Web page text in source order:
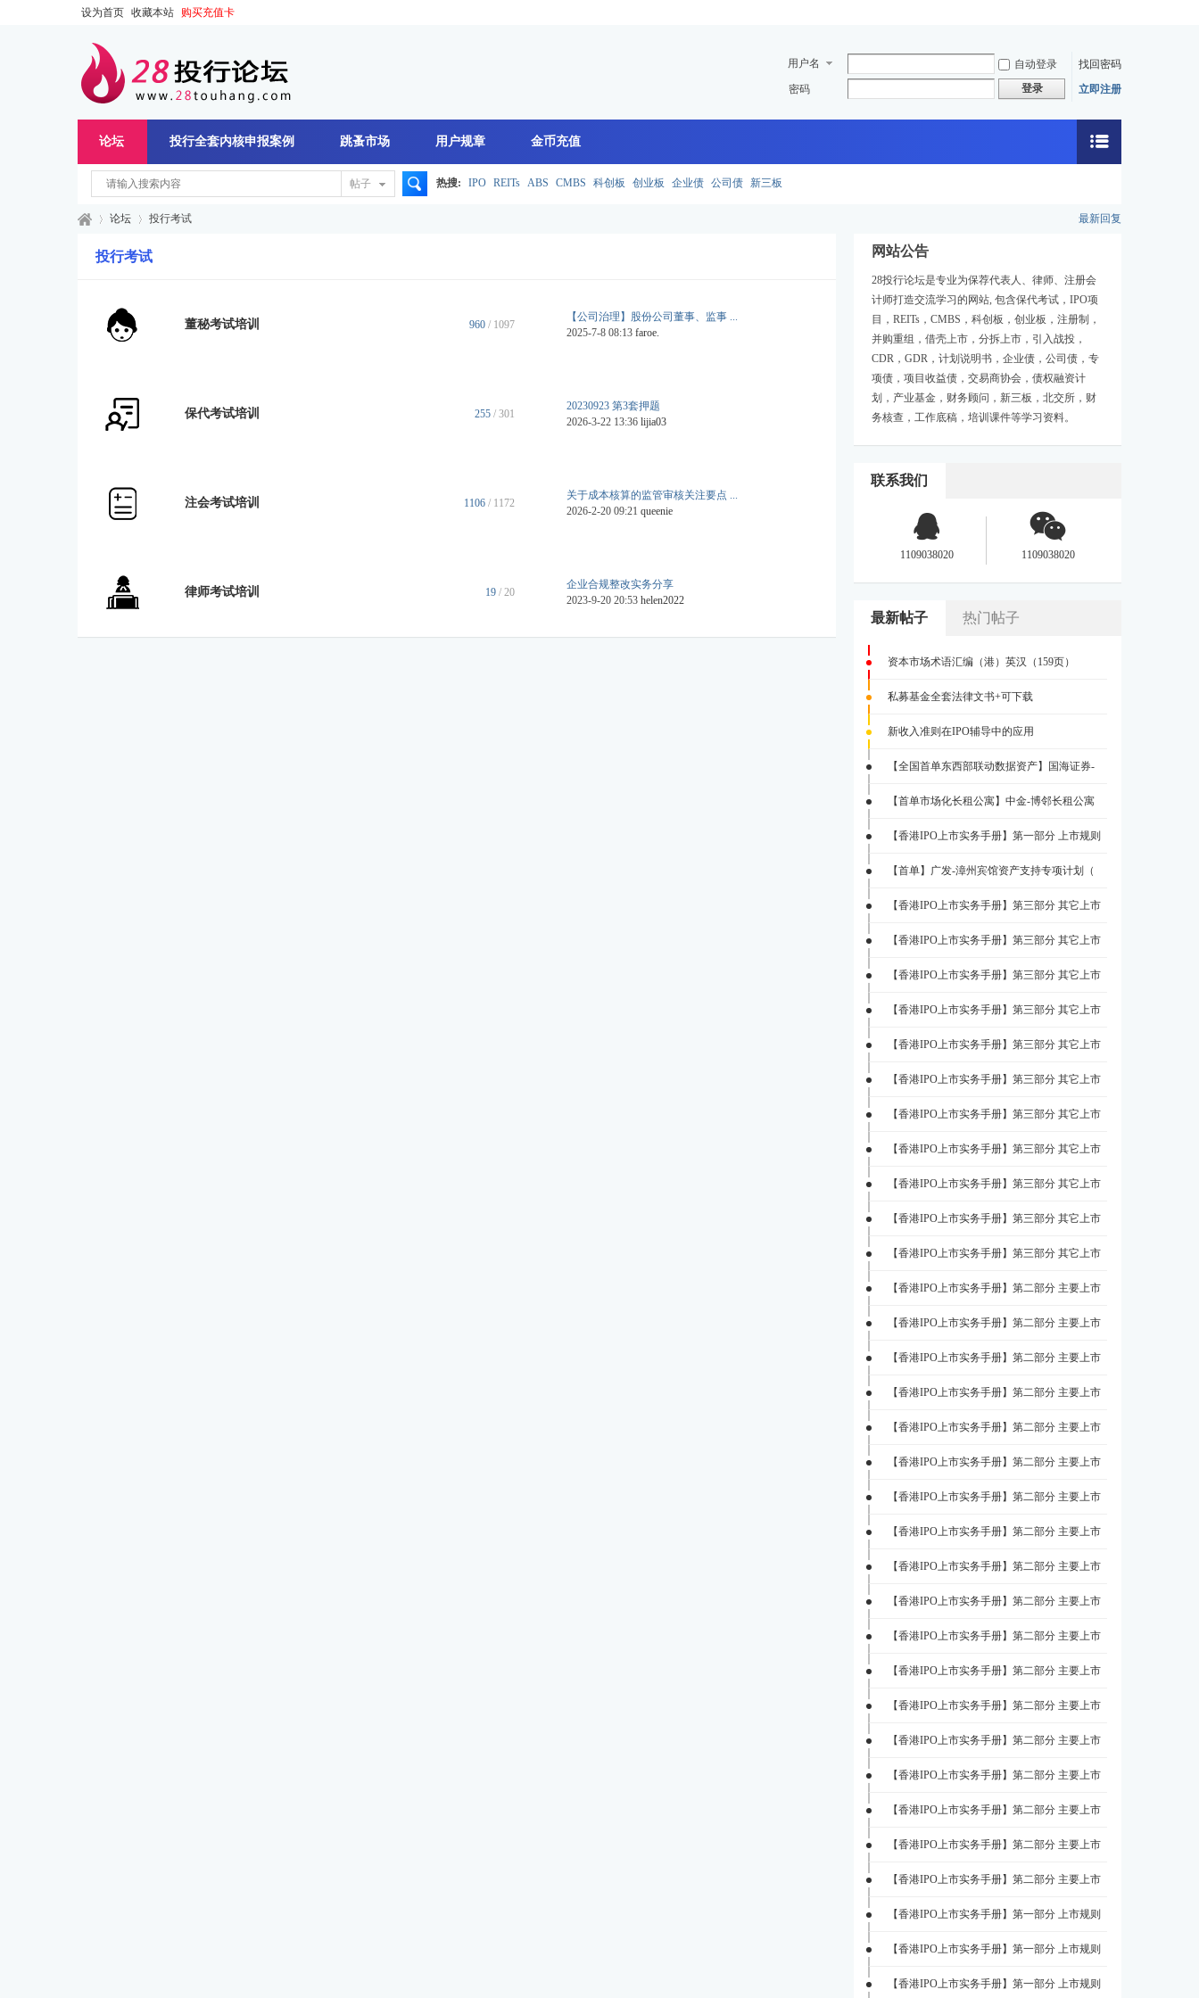
设为首页 收藏本站 购买充值卡
用户名 自动登录
找回密码
密码
登录 立即注册
论坛 投行全套内核申报案例 跳蚤市场 用户规章 金币充值
帖子
热搜: IPO REITs ABS CMBS 科创板 创业板 企业债 公司债 新三板
论坛 投行考试 最新回复
投行考试
董秘考试培训 960 / 1097
【公司治理】股份公司董事、监事 ...
2025-7-8 08:13 faroe.
保代考试培训 255 / 301
20230923 第3套押题
2026-3-22 13:36 lijia03
注会考试培训 1106 / 1172
关于成本核算的监管审核关注要点 ...
2026-2-20 09:21 queenie
律师考试培训 19 / 20
企业合规整改实务分享
2023-9-20 20:53 helen2022
网站公告
28投行论坛是专业为保荐代表人、律师、注册会
计师打造交流学习的网站, 包含保代考试，IPO项
目，REITs，CMBS，科创板，创业板，注册制，
并购重组，借壳上市，分拆上市，引入战投，
CDR，GDR，计划说明书，企业债，公司债，专
项债，项目收益债，交易商协会，债权融资计
划，产业基金，财务顾问，新三板，北交所，财
务核查，工作底稿，培训课件等学习资料。
联系我们
1109038020 1109038020
最新帖子 热门帖子
资本市场术语汇编（港）英汉（159页）
私募基金全套法律文书+可下载
新收入准则在IPO辅导中的应用
【全国首单东西部联动数据资产】国海证券-
【首单市场化长租公寓】中金-博邻长租公寓
【香港IPO上市实务手册】第一部分 上市规则
【首单】广发-漳州宾馆资产支持专项计划（
【香港IPO上市实务手册】第三部分 其它上市
【香港IPO上市实务手册】第三部分 其它上市
【香港IPO上市实务手册】第三部分 其它上市
【香港IPO上市实务手册】第三部分 其它上市
【香港IPO上市实务手册】第三部分 其它上市
【香港IPO上市实务手册】第三部分 其它上市
【香港IPO上市实务手册】第三部分 其它上市
【香港IPO上市实务手册】第三部分 其它上市
【香港IPO上市实务手册】第三部分 其它上市
【香港IPO上市实务手册】第三部分 其它上市
【香港IPO上市实务手册】第三部分 其它上市
【香港IPO上市实务手册】第二部分 主要上市
【香港IPO上市实务手册】第二部分 主要上市
【香港IPO上市实务手册】第二部分 主要上市
【香港IPO上市实务手册】第二部分 主要上市
【香港IPO上市实务手册】第二部分 主要上市
【香港IPO上市实务手册】第二部分 主要上市
【香港IPO上市实务手册】第二部分 主要上市
【香港IPO上市实务手册】第二部分 主要上市
【香港IPO上市实务手册】第二部分 主要上市
【香港IPO上市实务手册】第二部分 主要上市
【香港IPO上市实务手册】第二部分 主要上市
【香港IPO上市实务手册】第二部分 主要上市
【香港IPO上市实务手册】第二部分 主要上市
【香港IPO上市实务手册】第二部分 主要上市
【香港IPO上市实务手册】第二部分 主要上市
【香港IPO上市实务手册】第二部分 主要上市
【香港IPO上市实务手册】第二部分 主要上市
【香港IPO上市实务手册】第二部分 主要上市
【香港IPO上市实务手册】第一部分 上市规则
【香港IPO上市实务手册】第一部分 上市规则
【香港IPO上市实务手册】第一部分 上市规则